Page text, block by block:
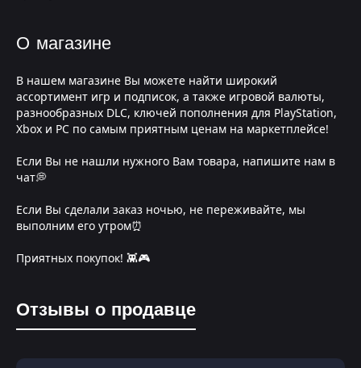
О магазине
В нашем магазине Вы можете найти широкий
ассортимент игр и подписок, а также игровой валюты,
разнообразных DLC, ключей пополнения для PlayStation,
Xbox и PC по самым приятным ценам на маркетплейсе!
Если Вы не нашли нужного Вам товара, напишите нам в
чат💭
Если Вы сделали заказ ночью, не переживайте, мы
выполним его утром⏰
Приятных покупок! 👾🎮
Отзывы о продавце